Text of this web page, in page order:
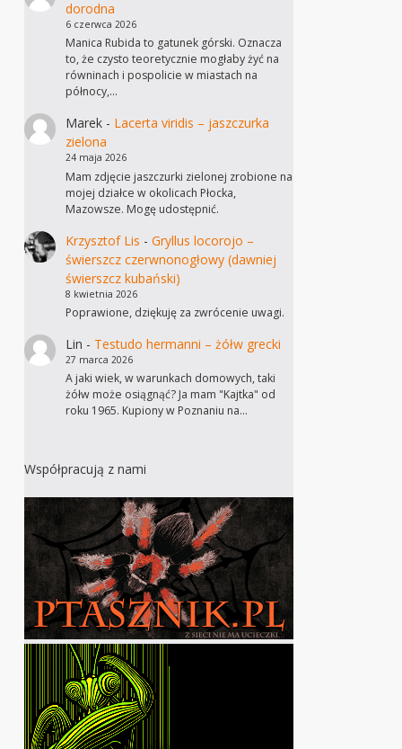
dorodna
6 czerwca 2026
Manica Rubida to gatunek górski. Oznacza
to, że czysto teoretycznie mogłaby żyć na
równinach i pospolicie w miastach na
północy,…
Marek- Lacerta viridis – jaszczurka
zielona
24 maja 2026
Mam zdjęcie jaszczurki zielonej zrobione na
mojej działce w okolicach Płocka,
Mazowsze. Mogę udostępnić.
Krzysztof Lis - Gryllus locorojo –
świerszcz czerwnonogłowy (dawniej
świerszcz kubański)
8 kwietnia 2026
Poprawione, dziękuję za zwrócenie uwagi.
Lin - Testudo hermanni – żółw grecki
27 marca 2026
A jaki wiek, w warunkach domowych, taki
żółw może osiągnąć? Ja mam "Kajtka" od
roku 1965. Kupiony w Poznaniu na…
Współpracują z nami